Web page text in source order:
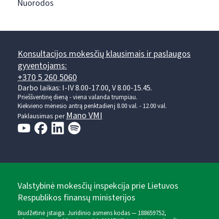
Nuorodos
Konsultacijos mokesčių klausimais ir paslaugos
gyventojams:
+370 5 260 5060
Darbo laikas: I-IV 8.00-17.00, V 8.00-15.45.
Prieššventinę dieną - viena valanda trumpiau.
Kiekvieno mėnesio antrą penktadienį 8.00 val. - 12.00 val.
Paklausimas perMano VMI
Valstybinė mokesčių inspekcija prie Lietuvos
Respublikos finansų ministerijos
Biudžetinė įstaiga. Juridinio asmens kodas — 188659752,